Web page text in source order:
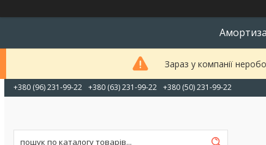
Зараз у компанії
+380 (96) 231-99-22 +380 (63) 231-99-22 +380 (50) 231-99-22